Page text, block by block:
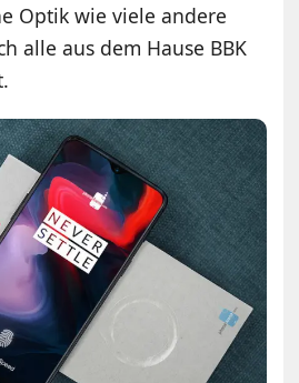
Optik wie viele andere
alle aus dem Hause BBK